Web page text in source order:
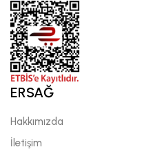
ERSAĞ
Hakkımızda
İletişim